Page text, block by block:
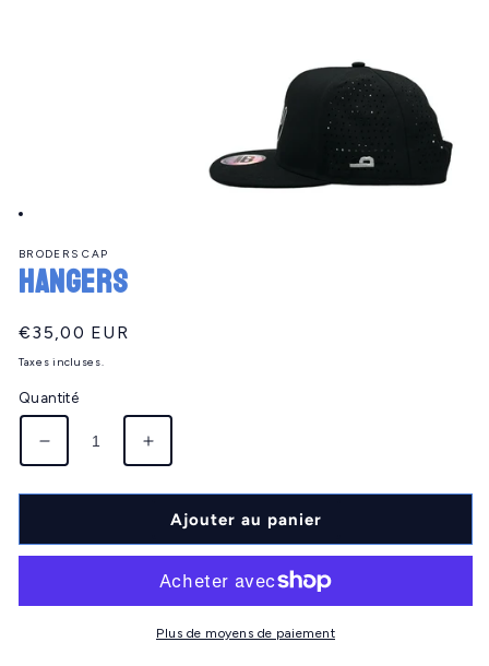
média
1
dans
modale
BRODERS CAP
HANGERS
Prix
habituel
€35,00 EUR
Taxes incluses.
Quantité
Réduire
la
quantité
HANGERS
Augmenter
la
quantité
HANGERS
Ajouter au panier
Plus de moyens de paiement